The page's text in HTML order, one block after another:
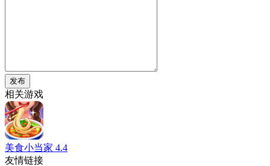
发布
相关游戏
美食小当家 4.4
友情链接